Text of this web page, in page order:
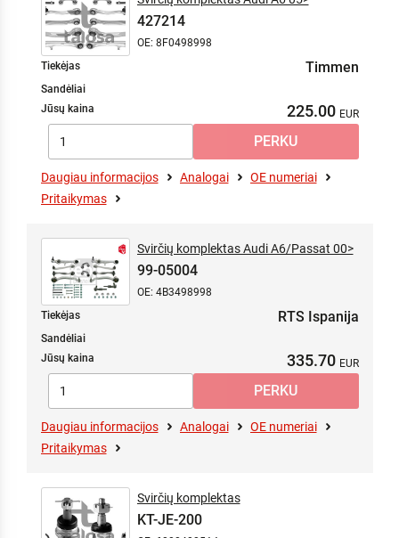
427214
OE: 8F0498998
Tiekėjas
Timmen
Sandėliai
Jūsų kaina
225.00
Daugiau informacijos Analogai
OE numeriai
Pritaikymas
Svirčių komplektas Audi A6/Passat 00>
99-05004
OE: 4B3498998
Tiekėjas
RTS Ispanija
Sandėliai
Jūsų kaina
335.70
Daugiau informacijos Analogai
OE numeriai
Pritaikymas
Svirčių komplektas
KT-JE-200